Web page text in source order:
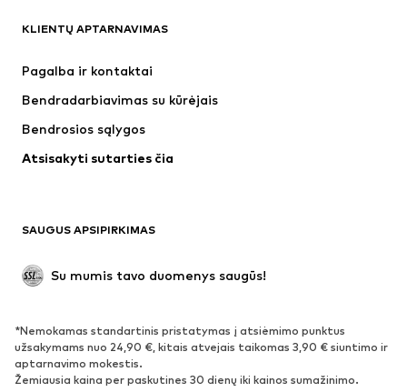
Naujienos
Apatiniai
Paltai
Proginiai
Išskirtiniai
BATAI
Naujienos
KLIENTŲ APTARNAVIMAS
Pagalba ir kontaktai
Bendradarbiavimas su kūrėjais
Bendrosios sąlygos
Atsisakyti sutarties čia
SAUGUS APSIPIRKIMAS
Su mumis tavo duomenys saugūs!
*Nemokamas standartinis pristatymas į atsiėmimo punktus
užsakymams nuo 24,90 €, kitais atvejais taikomas 3,90 € siuntimo ir
aptarnavimo mokestis.
Žemiausia kaina per paskutines 30 dienų iki kainos sumažinimo.